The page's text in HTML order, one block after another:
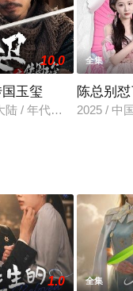
10.0
玉玺
/ 年代穿越
全集
陈总别
2025 / 中
1.0 全集